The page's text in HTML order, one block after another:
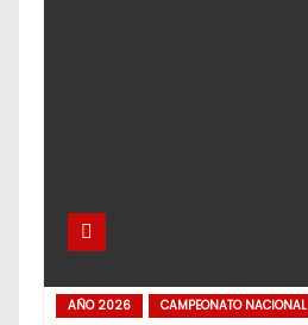
AÑO 2026 CAMPEONATO NACIONAL